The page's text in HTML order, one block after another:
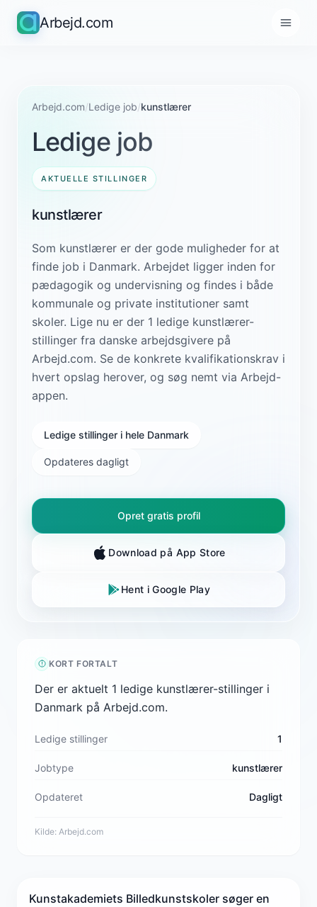
Arbejd.com
Arbejd.com/Ledige job/kunstlærer
Ledige job
AKTUELLE STILLINGER
kunstlærer
Som kunstlærer er der gode muligheder for at
finde job i Danmark. Arbejdet ligger inden for
pædagogik og undervisning og findes i både
kommunale og private institutioner samt
skoler. Lige nu er der 1 ledige kunstlærer-
stillinger fra danske arbejdsgivere på
Arbejd.com. Se de konkrete kvalifikationskrav i
hvert opslag herover, og søg nemt via Arbejd-
appen.
Ledige stillinger i hele Danmark
Opdateres dagligt
Opret gratis profil
Download på App Store
Hent i Google Play
KORT FORTALT
Der er aktuelt 1 ledige kunstlærer-stillinger i
Danmark på Arbejd.com.
Ledige stillinger 1
Jobtype kunstlærer
Opdateret Dagligt
Kilde: Arbejd.com
Kunstakademiets Billedkunstskoler søger en